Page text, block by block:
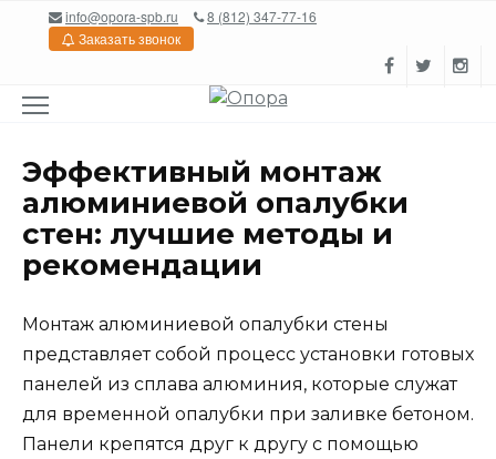
Перейтиinfo@opora-spb.ru
8 (812) 347-77-16
Заказать звонок
Эффективный монтаж
алюминиевой опалубки
стен: лучшие методы и
рекомендации
Монтаж алюминиевой опалубки стены
представляет собой процесс установки готовых
панелей из сплава алюминия, которые служат
для временной опалубки при заливке бетоном.
Панели крепятся друг к другу с помощью